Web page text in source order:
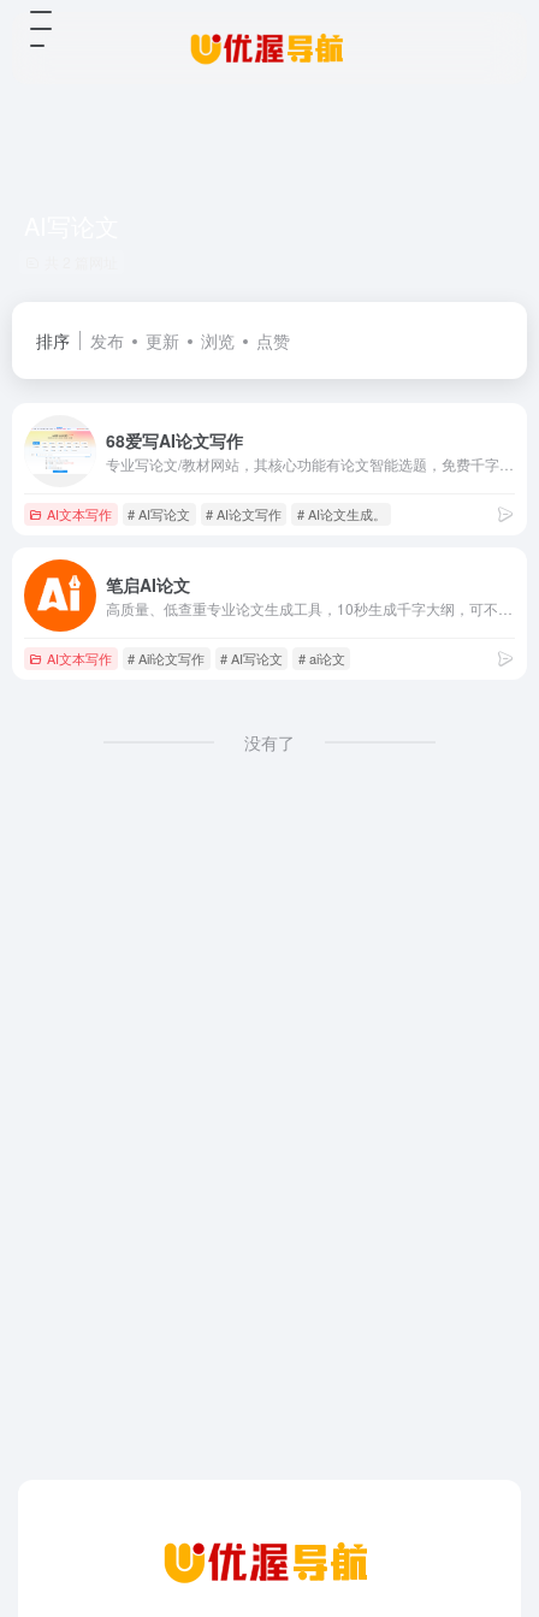
排序 发布 更新 浏览 点赞
68爱写AI论文写作
AI文本写作 # AI写论文 # AI论文写作 # AI论文生成。
笔启AI论文
AI文本写作 # Ail论文写作 # AI写论文 # ai论文
没有了